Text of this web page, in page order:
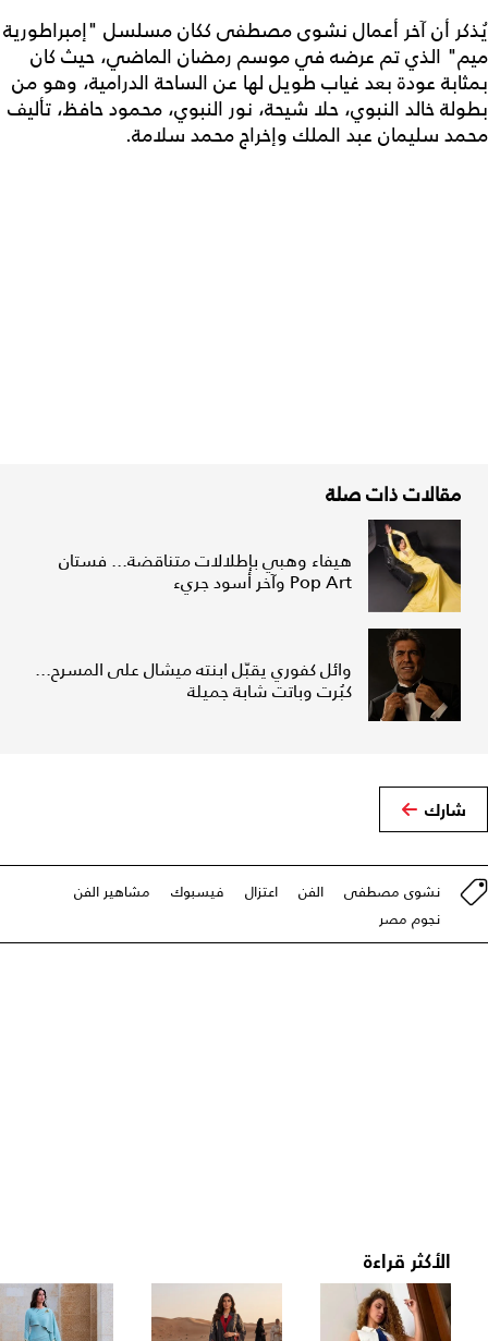
يُذكر أن آخر أعمال نشوى مصطفى ككان مسلسل "إمبراطورية
ميم" الذي تم عرضه في موسم رمضان الماضي، حيث كان
بمثابة عودة بعد غياب طويل لها عن الساحة الدرامية، وهو من
بطولة خالد النبوي، حلا شيحة، نور النبوي، محمود حافظ، تأليف
محمد سليمان عبد الملك وإخراج محمد سلامة.
مقالات ذات صلة
هيفاء وهبي بإطلالات متناقضة... فستان
Pop Art وآخر أسود جريء
وائل كفوري يقبّل ابنته ميشال على المسرح...
كبُرت وباتت شابة جميلة
شارك
نشوى مصطفى الفن اعتزال فيسبوك
مشاهير الفن
نجوم مصر
الأكثر قراءة